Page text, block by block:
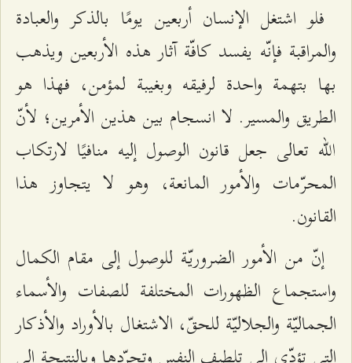
فلو اشتغل الإنسان أربعين يومًا بالذكر والعبادة
والمراقبة فإنّه يفسد كافّة آثار هذه الأربعين ويذهب
بها بتهمة واحدة لرفيقه وبغيبة لمؤمن، فهذا هو
الطريق والمسير. لا انسجام بين هذين الأمرين؛ لأنّ
الله تعالى جعل قانون الوصول إليه منافيًا لارتكاب
المحرّمات والأمور المانعة، وهو لا يتجاوز هذا
القانون.
إنّ من الأمور الضروريّة للوصول إلى مقام الكمال
واستجماع الظهورات المختلفة للصفات والأسماء
الجماليّة والجلاليّة للحقّ، الاشتغال بالأوراد والأذكار